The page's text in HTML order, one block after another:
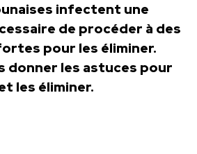
infectent une
de procéder à des
pour les éliminer.
donner les astuces pour
les éliminer.